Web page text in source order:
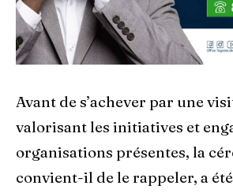
Avant de s’achever par une
valorisant les initiatives et
organisations présentes, la
convient-il de le rappeler, a